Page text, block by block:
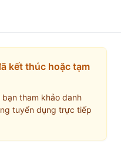
kết thúc hoặc tạm
tham khảo danh
tuyển dụng trực tiếp